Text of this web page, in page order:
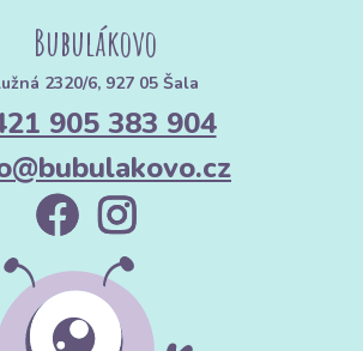
Bubulákovo
2320/6, 927 05 Šala
905 383 904